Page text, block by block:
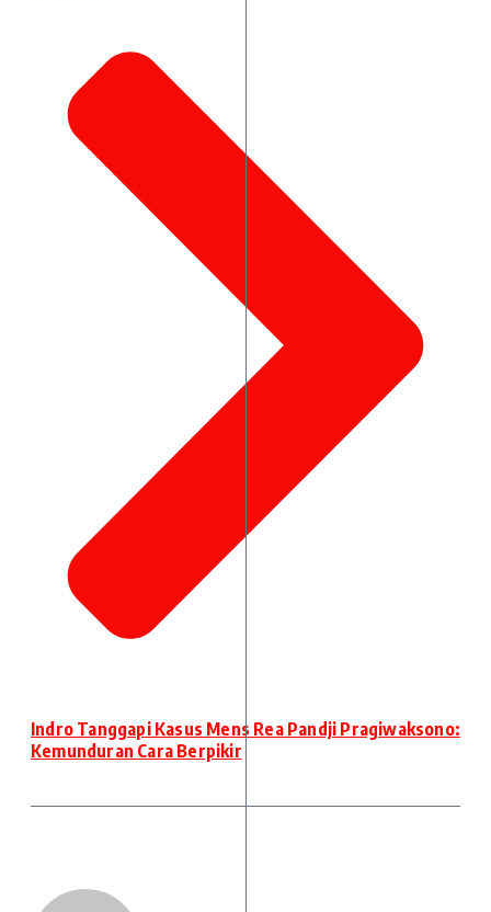
Indro Tanggapi Kasus Mens Rea Pandji Pragiwaksono:
Kemunduran Cara Berpikir